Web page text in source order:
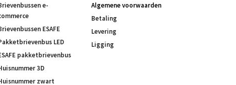
e-
ESAFE
LED
pakketbrievenbus
3D
zwart
Algemene voorwaarden
Betaling
Levering
Ligging